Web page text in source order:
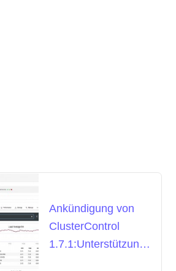
Ankündigung von
ClusterControl
1.7.1:Unterstützung